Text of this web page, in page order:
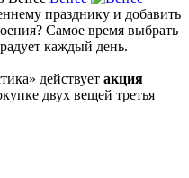
празднику и добавить
Самое время выбрать
каждый день.
действует акция
двух вещей третья